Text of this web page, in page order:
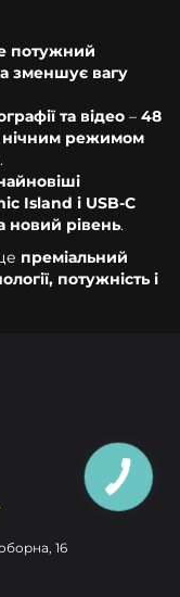
потужний
зменшує вагу
та відео – 48
режимом
.
Island і USB-C
новий рівень.
преміальний
потужність і
16